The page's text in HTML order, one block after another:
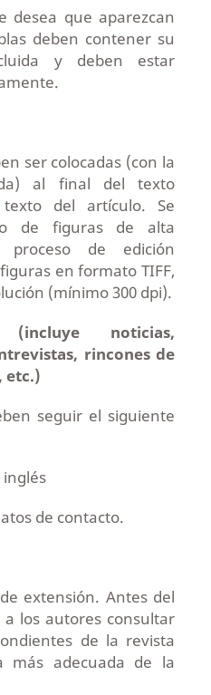
desea que aparezcan
deben contener su
y deben estar
colocadas (con la
al final del texto
del artículo. Se
de figuras de alta
de edición
en formato TIFF,
(mínimo 300 dpi).
(incluye noticias,
rincones de
etc.)
seguir el siguiente
inglés
de contacto.
Antes del
los autores consultar
de la revista
más adecuada de la